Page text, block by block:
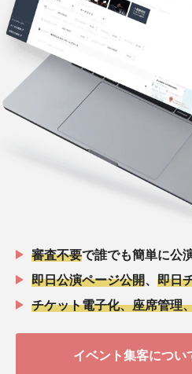
審査不要で誰でも簡単に公
即日公演ページ公開
即日
チケット電子化、座席管理
イベント集客につい